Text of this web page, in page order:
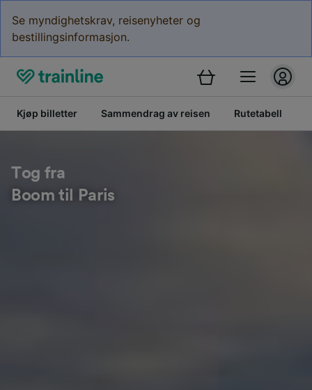
Se myndighetskrav, reisenyheter og
bestillingsinformasjon.
Kjøp billetter Sammendrag av reisen Rutetabell
Tog fra
Boom til Paris